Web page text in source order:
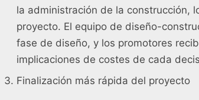
la administración de la construcción,
proyecto. El equipo de diseño-
fase de diseño, y los promotores
implicaciones de costes de cada
Finalización más rápida del proyecto